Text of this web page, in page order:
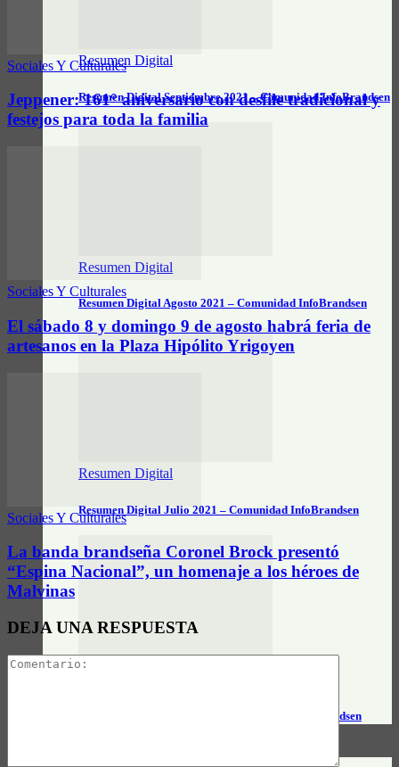
Resumen Digital
Resumen Digital Septiembre 2021 – Comunidad InfoBrandsen
Resumen Digital
Resumen Digital Agosto 2021 – Comunidad InfoBrandsen
Resumen Digital
Resumen Digital Julio 2021 – Comunidad InfoBrandsen
Resumen Digital Junio 2021 – Comunidad InfoBrandsen
Sociales Y Culturales
Jeppener: 161° aniversario con desfile tradicional y
festejos para toda la familia
Sociales Y Culturales
El sábado 8 y domingo 9 de agosto habrá feria de
artesanos en la Plaza Hipólito Yrigoyen
Sociales Y Culturales
La banda brandseña Coronel Brock presentó
“Espina Nacional”, un homenaje a los héroes de
Malvinas
DEJA UNA RESPUESTA